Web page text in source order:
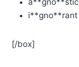
i**gno**rant
[/box]